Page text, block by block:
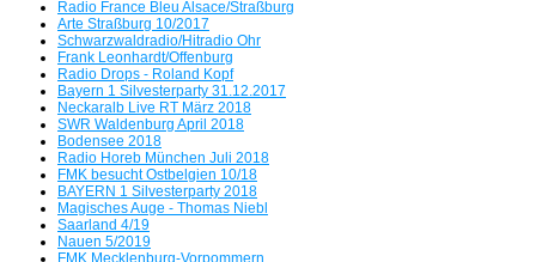
dem FMK-Südtirol Webradio
Radio France Bleu Alsace/Straßburg
Arte Straßburg 10/2017
Schwarzwaldradio/Hitradio Ohr
Frank Leonhardt/Offenburg
Radio Drops - Roland Kopf
Bayern 1 Silvesterparty 31.12.2017
Neckaralb Live RT März 2018
SWR Waldenburg April 2018
Bodensee 2018
Radio Horeb München Juli 2018
FMK besucht Ostbelgien 10/18
BAYERN 1 Silvesterparty 2018
Magisches Auge - Thomas Niebl
Saarland 4/19
Nauen 5/2019
FMK Mecklenburg-Vorpommern